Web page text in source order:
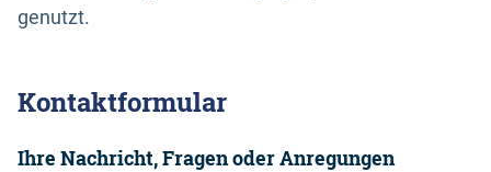
genutzt.
Kontaktformular
Ihre Nachricht, Fragen oder Anregungen